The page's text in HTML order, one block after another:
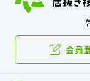
会員